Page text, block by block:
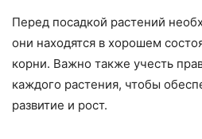
Перед посадкой растений
они находятся в хорошем
корни. Важно также учесть
каждого растения, чтобы
развитие и рост.